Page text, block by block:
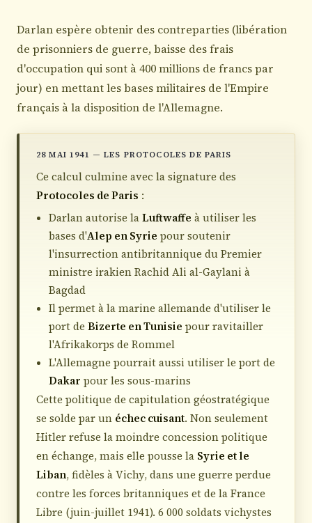
Darlan espère obtenir des contreparties (libération
de prisonniers de guerre, baisse des frais
d'occupation qui sont à 400 millions de francs par
jour) en mettant les bases militaires de l'Empire
français à la disposition de l'Allemagne.
28 MAI 1941 — LES PROTOCOLES DE PARIS
Ce calcul culmine avec la signature des
Protocoles de Paris :
Darlan autorise laLuftwaffe à utiliser les
bases d'Alep en Syrie pour soutenir
l'insurrection antibritannique du Premier
ministre irakien Rachid Ali al-Gaylani à
Bagdad
Il permet à la marine allemande d'utiliser le
port de Bizerte en Tunisie pour ravitailler
l'Afrikakorps de Rommel
L'Allemagne pourrait aussi utiliser le port de
Dakar pour les sous-marins
Cette politique de capitulation géostratégique
se solde par un échec cuisant. Non seulement
Hitler refuse la moindre concession politique
en échange, mais elle pousse la Syrie et le
Liban, fidèles à Vichy, dans une guerre perdue
contre les forces britanniques et de la France
Libre (juin-juillet 1941). 6 000 soldats vichystes